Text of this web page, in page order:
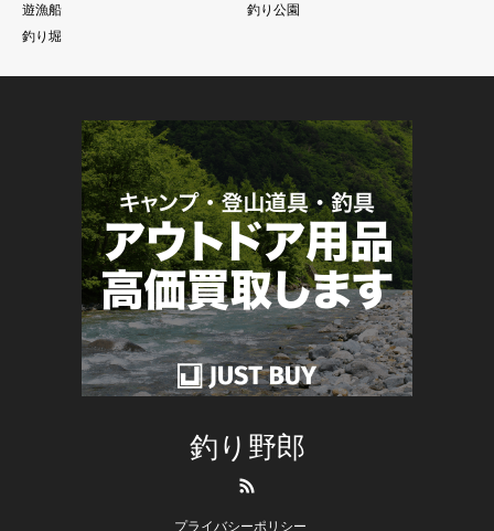
遊漁船
釣り公園
釣り堀
釣り野郎
プライバシーポリシー